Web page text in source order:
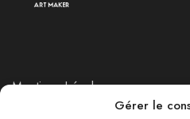
Gérer le
Mentions Légales
Politique de Retours et